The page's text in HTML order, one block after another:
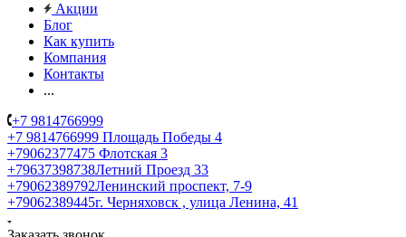
Акции
Блог
Как купить
Компания
Контакты
...
+7 9814766999
+7 9814766999 Площадь Победы 4
+79062377475 Флотская 3
+79637398738Летний Проезд 33
+79062389792Ленинский проспект, 7-9
+79062389445г. Черняховск , улица Ленина, 41